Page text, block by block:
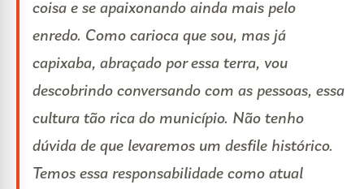
coisa e se apaixonando ainda mais pelo
enredo. Como carioca que sou, mas já
capixaba, abraçado por essa terra, vou
descobrindo conversando com as pessoas, essa
cultura tão rica do município. Não tenho
dúvida de que levaremos um desfile histórico.
Temos essa responsabilidade como atual